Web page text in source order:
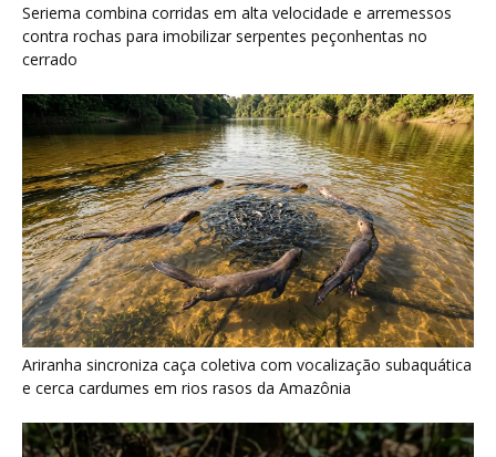
Seriema combina corridas em alta velocidade e arremessos
contra rochas para imobilizar serpentes peçonhentas no
cerrado
Ariranha sincroniza caça coletiva com vocalização subaquática
e cerca cardumes em rios rasos da Amazônia